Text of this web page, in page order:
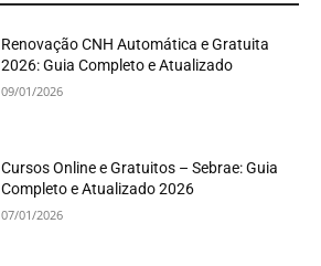
Renovação CNH Automática e Gratuita
2026: Guia Completo e Atualizado
09/01/2026
Cursos Online e Gratuitos – Sebrae: Guia
Completo e Atualizado 2026
07/01/2026